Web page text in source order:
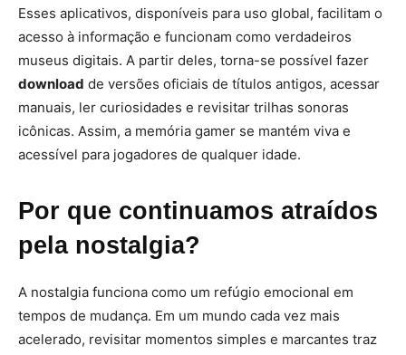
Esses aplicativos, disponíveis para uso global, facilitam o
acesso à informação e funcionam como verdadeiros
museus digitais. A partir deles, torna-se possível fazer
download de versões oficiais de títulos antigos, acessar
manuais, ler curiosidades e revisitar trilhas sonoras
icônicas. Assim, a memória gamer se mantém viva e
acessível para jogadores de qualquer idade.
Por que continuamos atraídos
pela nostalgia?
A nostalgia funciona como um refúgio emocional em
tempos de mudança. Em um mundo cada vez mais
acelerado, revisitar momentos simples e marcantes traz